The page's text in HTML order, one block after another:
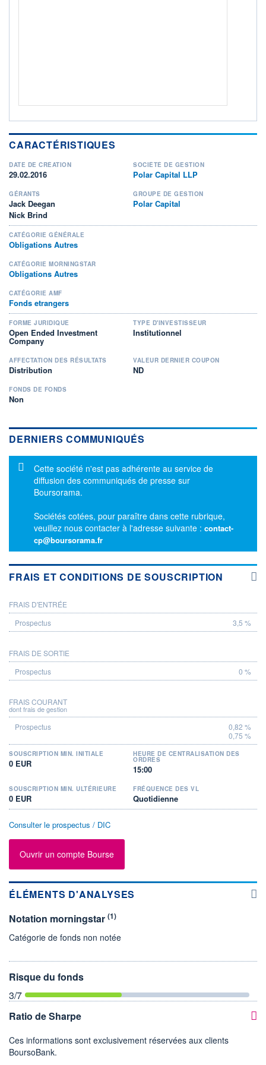
CARACTÉRISTIQUES
DATE DE CRÉATION
29.02.2016
SOCIÉTÉ DE GESTION
Polar Capital LLP
GÉRANTS
Jack Deegan
Nick Brind
GROUPE DE GESTION
Polar Capital
CATÉGORIE GÉNÉRALE
Obligations Autres
CATÉGORIE MORNINGSTAR
Obligations Autres
CATÉGORIE AMF
Fonds etrangers
FORME JURIDIQUE
Open Ended Investment
Company
TYPE D'INVESTISSEUR
Institutionnel
AFFECTATION DES RÉSULTATS
Distribution
VALEUR DERNIER COUPON
ND
FONDS DE FONDS
Non
DERNIERS COMMUNIQUÉS
Message d'information
Cette société n'est pas adhérente au service de
diffusion des communiqués de presse sur
Boursorama.
Sociétés cotées, pour paraître dans cette rubrique,
veuillez nous contacter à l'adresse suivante : contact-
cp@boursorama.fr
FRAIS ET CONDITIONS DE SOUSCRIPTION
PROSPECTUS
FRAIS D'ENTRÉE
3,5 %
FRAIS DE SORTIE
0 %
FRAIS COURANT
dont frais de gestion
0,82 %
0,75 %
SOUSCRIPTION MIN. INITIALE
0 EUR
HEURE DE CENTRALISATION DES
ORDRES
15:00
SOUSCRIPTION MIN. ULTÉRIEURE
0 EUR
FRÉQUENCE DES VL
Quotidienne
Consulter le prospectus / DIC
Ouvrir un compte Bourse
ÉLÉMENTS D'ANALYSES
Notation morningstar (1)
Catégorie de fonds non notée
Risque du fonds
3/7
Ratio de Sharpe
Ces informations sont exclusivement réservées aux clients
BoursoBank.